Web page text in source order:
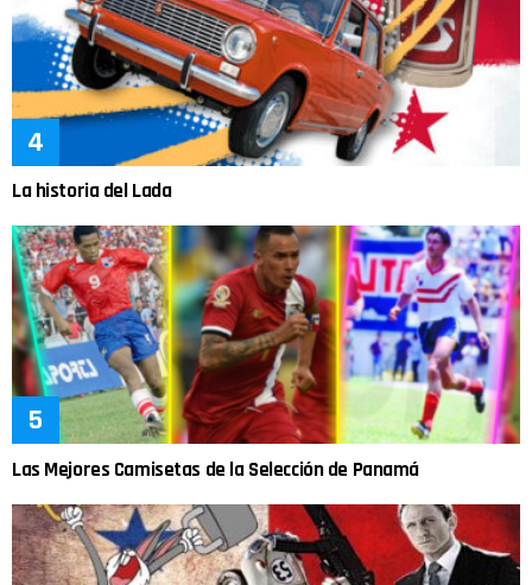
La historia del Lada
Las Mejores Camisetas de la Selección de Panamá